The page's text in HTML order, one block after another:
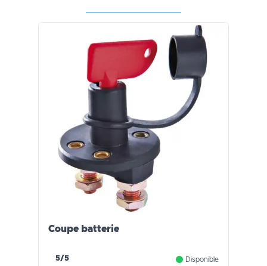
Coupe batterie
5/5 Disponible